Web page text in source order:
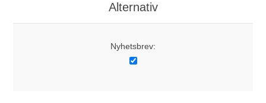
Alternativ
Nyhetsbrev: